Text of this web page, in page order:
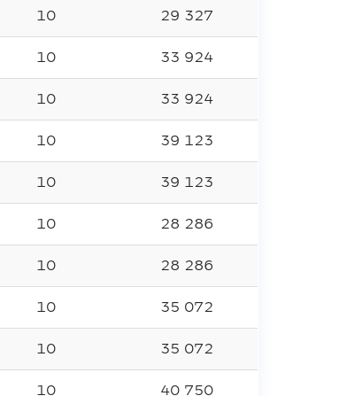
10 29 327
10 33 924
10 33 924
10 39 123
10 39 123
10 28 286
10 28 286
10 35 072
10 35 072
10 40 750